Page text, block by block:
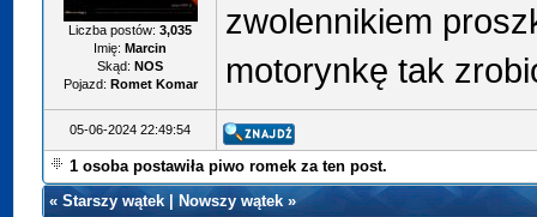
Liczba postów:3,035
Imię: Marcin
Skąd: NOS
Pojazd: Romet Komar
zwolennikiem
motorynkę tak
05-06-2024 22:49:54
1 osoba postawiła piwo romek za ten post.
«Starszy wątek Nowszy wątek»